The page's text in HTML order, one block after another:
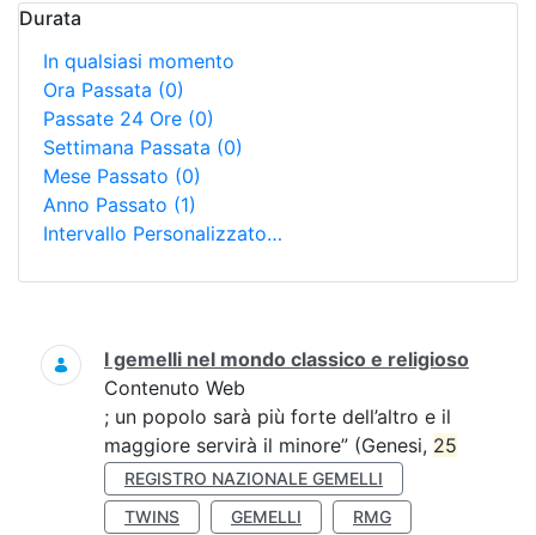
Durata
In qualsiasi momento
Ora Passata (0)
Passate 24 Ore (0)
Settimana Passata (0)
Mese Passato (0)
Anno Passato (1)
Intervallo Personalizzato…
Ricerca
I gemelli nel mondo classico e religioso
Contenuto Web
; un popolo sarà più forte dell’altro e il
maggiore servirà il minore” (Genesi, 25
REGISTRO NAZIONALE GEMELLI
TWINS
GEMELLI RMG